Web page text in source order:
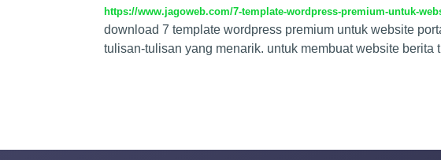
https://www.jagoweb.com/7-template-wordpress-premium-untuk-
download 7 template wordpress premium untuk website
tulisan-tulisan yang menarik. untuk membuat website berita